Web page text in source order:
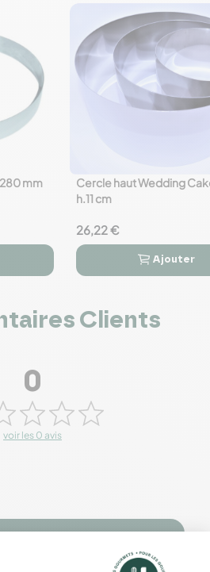
mm
favorite_border
Cercle haut Wedding
h.11 cm
26,22 €
 
Ajouter
Clients
0
voir les 0 avis